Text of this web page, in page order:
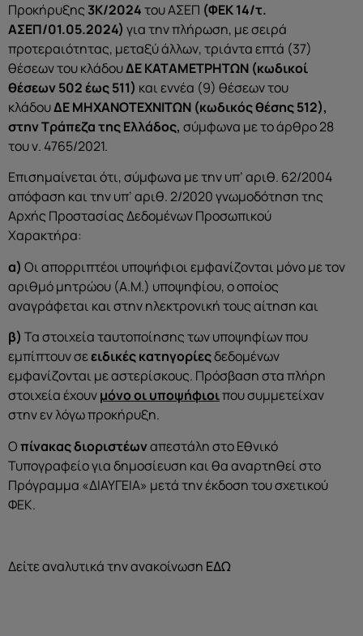
Προκήρυξης 3Κ/2024του ΑΣΕΠ (ΦΕΚ 14/τ.
ΑΣΕΠ/01.05.2024) για την πλήρωση, με σειρά
προτεραιότητας, μεταξύ άλλων, τριάντα επτά (37)
θέσεων του κλάδουΔΕ ΚΑΤΑΜΕΤΡΗΤΩΝ (κωδικοί
θέσεων 502 έως 511) και εννέα (9) θέσεωντου
κλάδουΔΕ ΜΗΧΑΝΟΤΕΧΝΙΤΩΝ (κωδικός θέσης 512),
στην Τράπεζα της Ελλάδος, σύμφωνα με το άρθρο 28
του ν. 4765/2021.
Επισημαίνεται ότι, σύμφωνα με την υπ’ αριθ. 62/2004
απόφαση και την υπ’ αριθ. 2/2020 γνωμοδότηση της
Αρχής Προστασίας Δεδομένων Προσωπικού
Χαρακτήρα:
α) Οι απορριπτέοι υποψήφιοι εμφανίζονται μόνο με τον
αριθμό μητρώου (Α.Μ.) υποψηφίου, ο οποίος
αναγράφεται και στην ηλεκτρονική τους αίτηση και
β) Τα στοιχεία ταυτοποίησης των υποψηφίων που
εμπίπτουν σεειδικές κατηγορίεςδεδομένων
εμφανίζονται με αστερίσκους. Πρόσβαση στα πλήρη
στοιχεία έχουνμόνο οι υποψήφιοιπου συμμετείχαν
στην εν λόγω προκήρυξη.
Οπίνακας διοριστέωναπεστάλη στο Εθνικό
Τυπογραφείο για δημοσίευση και θα αναρτηθεί στο
Πρόγραμμα «ΔΙΑΥΓΕΙΑ» μετά την έκδοση του σχετικού
ΦΕΚ.
Δείτε αναλυτικά την ανακοίνωση ΕΔΩ